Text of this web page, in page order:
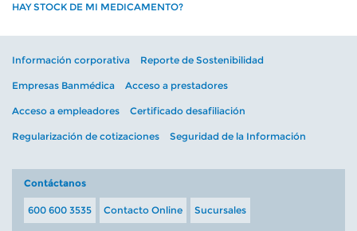
HAY STOCK DE MI MEDICAMENTO?
Información corporativa Reporte de Sostenibilidad
Empresas Banmédica Acceso a prestadores
Acceso a empleadores Certificado desafiliación
Regularización de cotizaciones Seguridad de la Información
Contáctanos
600 600 3535 Contacto Online Sucursales